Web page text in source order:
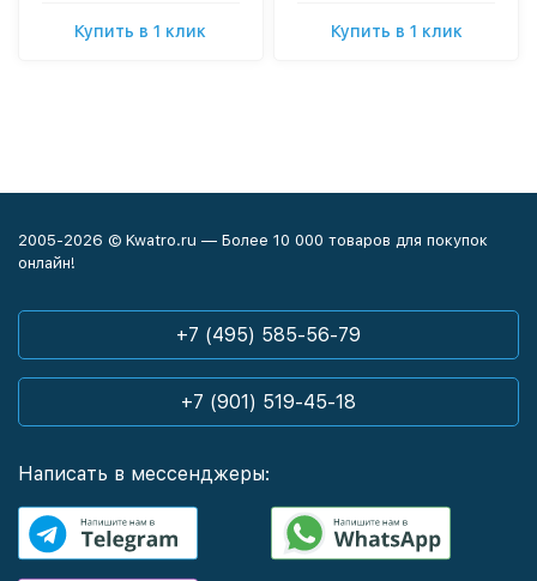
Купить в 1 клик Купить в 1 клик
2005-2026 © Kwatro.ru — Более 10 000 товаров для покупок
онлайн!
+7 (495) 585-56-79
+7 (901) 519-45-18
Написать в мессенджеры: